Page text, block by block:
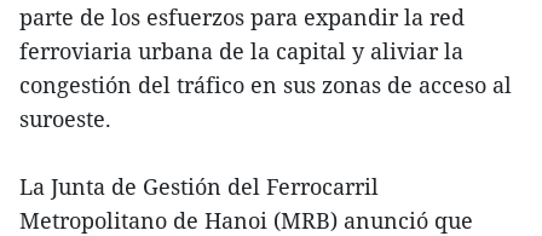
parte de los esfuerzos para expandir la red
ferroviaria urbana de la capital y aliviar la
congestión del tráfico en sus zonas de acceso al
suroeste.
La Junta de Gestión del Ferrocarril
Metropolitano de Hanoi (MRB) anunció que